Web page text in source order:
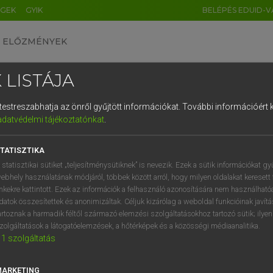
GYIK BELÉPÉS EDUID-
ELŐZMÉNYEK
szótár
VAN ELŐFIZETÉSED?
megtekintéséhez.
LISTÁJA
az önről gyűjtött információkat. További információért
tájékoztatónkat.
statisztikai sütiket „teljesítménysütiknek” is nevezik. Ezek a sütik információkat
használatának módjáról, többek között arról, hogy milyen oldalakat keresett
kattintott. Ezek az információk a felhasználó azonosítására nem
összesítettek és anonimizáltak. Céljuk kizárólag a weboldal funkcióinak
a harmadik féltől származó elemzési szolgáltatásokhoz tartozó sütik;
a látogatóelemzések, a hőtérképek és a közösségi médiaanalitika.
1 szolgáltatás
DE CN FR ES IT NL
1 2 3 4 5 6 7 8 9
q w e r t z u i
a s d f g h j k l é
í y x c v b n m , .